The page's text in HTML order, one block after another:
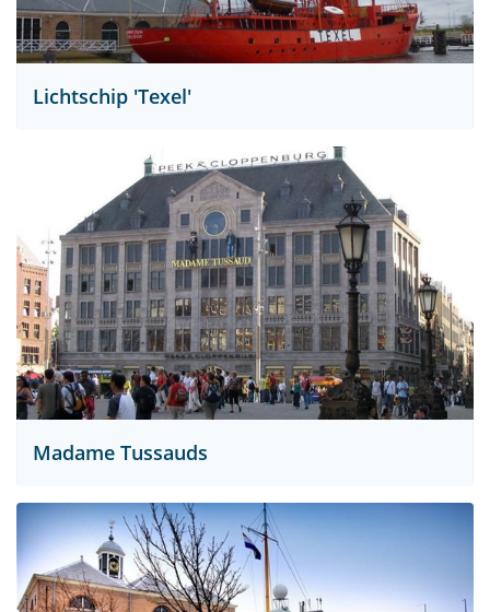
Lichtschip 'Texel'
Madame Tussauds